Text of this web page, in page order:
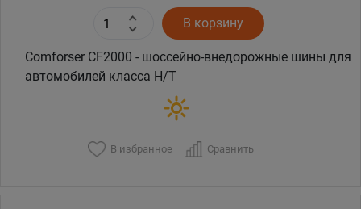
В корзину
Comforser CF2000 - шоссейно-внедорожные шины для
автомобилей класса H/T
В избранное Сравнить